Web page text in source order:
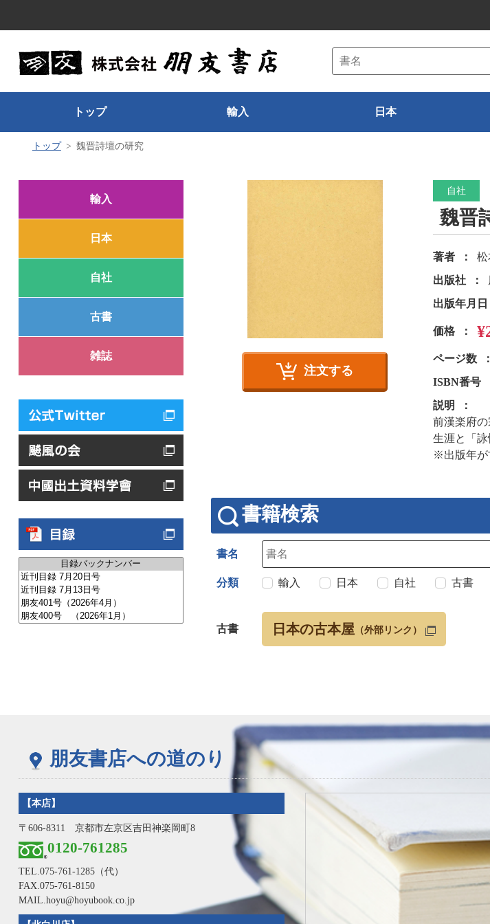
トップ 輸入 日本
トップ 魏晋詩壇の研究
輸入
日本
自社
古書
雑誌
注文する
自社
魏晋
著者
松
出版社
出版年月日
価格
ページ数
ISBN番号
説明
前漢楽府
生涯と「詠
※出版年が
書籍検索
書名
分類 輸入 日本 自社 古書
古書 日本の古本屋 （外部リンク）
朋友書店への道のり
【本店】
〒606-8311 京都市左京区吉田神楽岡町8
0120-761285
TEL. 075-761-1285（代）
FAX.075-761-8150
MAIL.hoyu@hoyubook.co.jp